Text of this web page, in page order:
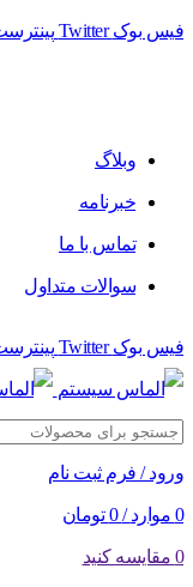
فیس بوک Twitter
وبلاگ
خبرنامه
تماس با ما
سوالات متداول
فیس بوک Twitter
ورود / فرم ثبت نام
0 موارد /
0 تومان
0 مقایسه کنید